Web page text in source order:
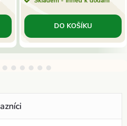
DO KOŠÍKU